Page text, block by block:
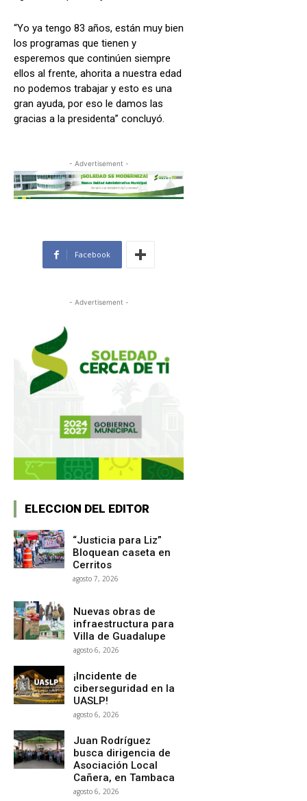
“Yo ya tengo 83 años, están muy bien
los programas que tienen y
esperemos que continúen siempre
ellos al frente, ahorita a nuestra edad
no podemos trabajar y esto es una
gran ayuda, por eso le damos las
gracias a la presidenta” concluyó.
- Advertisement -
Facebook
- Advertisement -
ELECCION DEL EDITOR
“Justicia para Liz”
Bloquean caseta en
Cerritos
agosto 7, 2026
Nuevas obras de
infraestructura para
Villa de Guadalupe
agosto 6, 2026
¡Incidente de
ciberseguridad en la
UASLP!
agosto 6, 2026
Juan Rodríguez
busca dirigencia de
Asociación Local
Cañera, en Tambaca
agosto 6, 2026